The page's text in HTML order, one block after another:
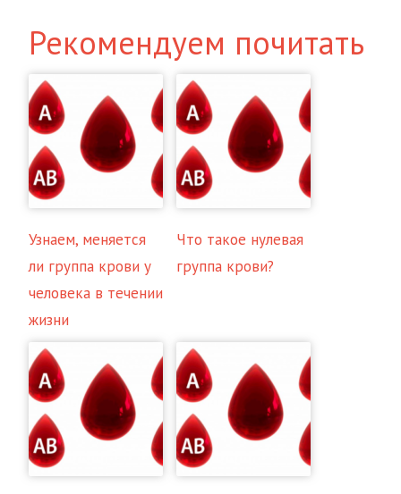
Рекомендуем почитать
Узнаем, меняется
ли группа крови у
человека в течении
жизни
Что такое нулевая
группа крови?